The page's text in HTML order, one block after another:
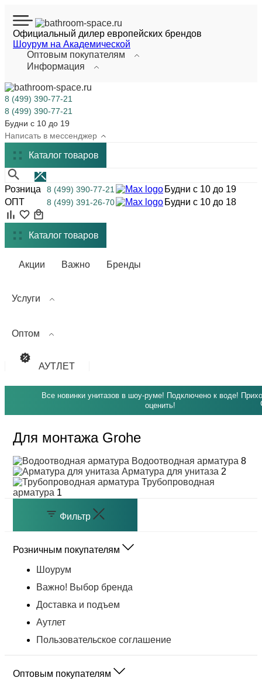
Официальный дилер европейских брендов
Шоурум на Академической
Оптовым покупателям
Информация
8 (499) 390-77-21
8 (499) 390-77-21
Будни с 10 до 19
Написать в мессенджер
Каталогтоваров
Розница 8 (499) 390-77-21
Будни с 10 до 19
ОПТ
8 (499) 391-26-70 Будни с 10 до 18
Каталог товаров
Акции Важно Бренды
Услуги
Оптом
АУТЛЕТ
Все новинки унитазов в шоу-руме! Подключено к воде!
оценить!
Для монтажа Grohe
Водоотводная арматура 8
Арматура для унитаза 2
Трубопроводная
арматура 1
Фильтр
Розничным покупателям
Шоурум
Важно! Выбор бренда
Доставка и подъем
Аутлет
Пользовательское соглашение
Оптовым покупателям